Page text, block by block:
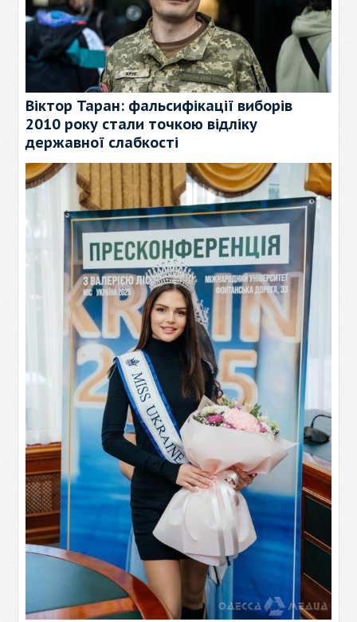
Віктор Таран: фальсифікації виборів
2010 року стали точкою відліку
державної слабкості